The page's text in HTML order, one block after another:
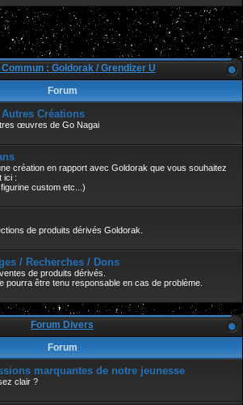
Commun : Goldorak / Grendizer U
Forum
Créations
œuvres de Go Nagai
création en rapport avec Goldorak que vous souhaitez
ici :
custom etc...)
de produits dérivés Goldorak.
/ Recherches / Dons
de produits dérivés.
pourra être tenu responsable en cas de problème.
Forum Divers
Forum
marquantes de notre jeunesse
clair ?